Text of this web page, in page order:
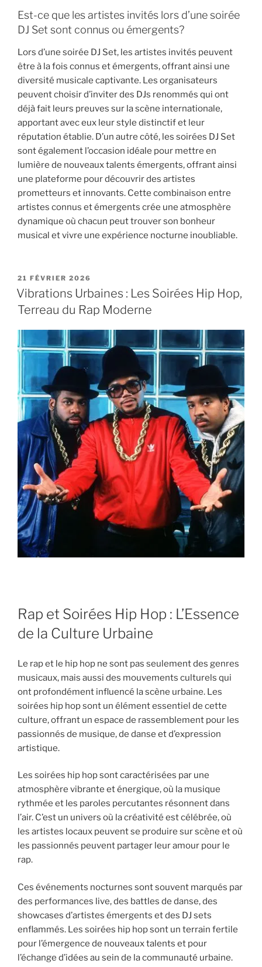
Est-ce que les artistes invités lors d’une soirée
DJ Set sont connus ou émergents?
Lors d’une soirée DJ Set, les artistes invités peuvent
être à la fois connus et émergents, offrant ainsi une
diversité musicale captivante. Les organisateurs
peuvent choisir d’inviter des DJs renommés qui ont
déjà fait leurs preuves sur la scène internationale,
apportant avec eux leur style distinctif et leur
réputation établie. D’un autre côté, les soirées DJ Set
sont également l’occasion idéale pour mettre en
lumière de nouveaux talents émergents, offrant ainsi
une plateforme pour découvrir des artistes
prometteurs et innovants. Cette combinaison entre
artistes connus et émergents crée une atmosphère
dynamique où chacun peut trouver son bonheur
musical et vivre une expérience nocturne inoubliable.
PUBLIÉ
LE
21 FÉVRIER 2026
Vibrations Urbaines : Les Soirées Hip Hop,
Terreau du Rap Moderne
Rap et Soirées Hip Hop : L’Essence
de la Culture Urbaine
Le rap et le hip hop ne sont pas seulement des genres
musicaux, mais aussi des mouvements culturels qui
ont profondément influencé la scène urbaine. Les
soirées hip hop sont un élément essentiel de cette
culture, offrant un espace de rassemblement pour les
passionnés de musique, de danse et d’expression
artistique.
Les soirées hip hop sont caractérisées par une
atmosphère vibrante et énergique, où la musique
rythmée et les paroles percutantes résonnent dans
l’air. C’est un univers où la créativité est célébrée, où
les artistes locaux peuvent se produire sur scène et où
les passionnés peuvent partager leur amour pour le
rap.
Ces événements nocturnes sont souvent marqués par
des performances live, des battles de danse, des
showcases d’artistes émergents et des DJ sets
enflammés. Les soirées hip hop sont un terrain fertile
pour l’émergence de nouveaux talents et pour
l’échange d’idées au sein de la communauté urbaine.